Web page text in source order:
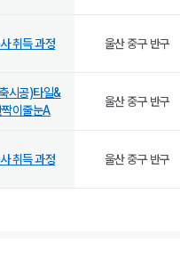
취득 과정 울산 중구 반구
시공)타일&
이줄눈A
울산 중구 반구
취득 과정 울산 중구 반구